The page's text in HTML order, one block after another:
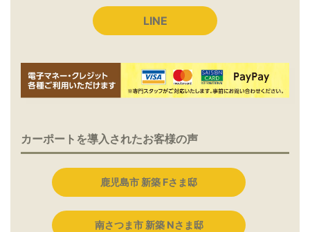
LINE
カーポートを導入されたお客様の声
鹿児島市 新築 Fさま邸
南さつま市 新築 Nさま邸